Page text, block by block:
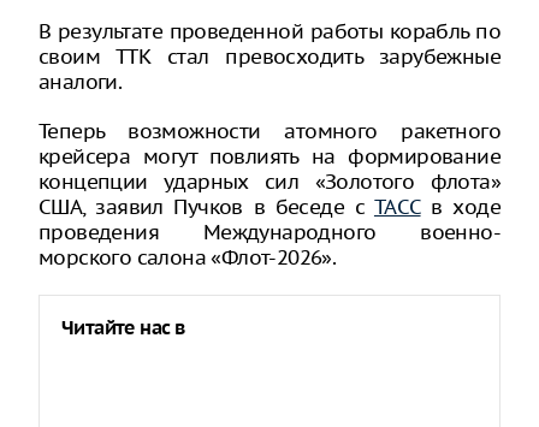
В результате проведенной работы корабль по
своим ТТК стал превосходить зарубежные
аналоги.
Теперь возможности атомного ракетного
крейсера могут повлиять на формирование
концепции ударных сил «Золотого флота»
США, заявил Пучков в беседе с ТАССв ходе
проведения Международного военно-
морского салона «Флот-2026».
Читайте нас в